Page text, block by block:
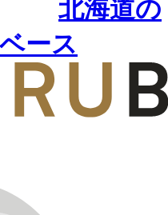
北海道の
ース